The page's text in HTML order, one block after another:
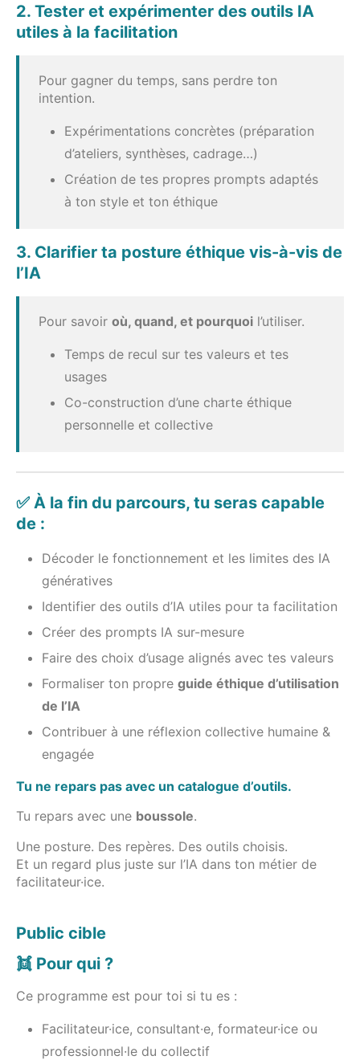
2. Tester et expérimenter des outils IA
utiles à la facilitation
Pour gagner du temps, sans perdre ton
intention.
Expérimentations concrètes (préparation
d’ateliers, synthèses, cadrage…)
Création de tes propres prompts adaptés
à ton style et ton éthique
3. Clarifier ta posture éthique vis-à-vis de
l’IA
Pour savoir où, quand, et pourquoi l’utiliser.
Temps de recul sur tes valeurs et tes
usages
Co-construction d’une charte éthique
personnelle et collective
✅ À la fin du parcours, tu seras capable
de :
Décoder le fonctionnement et les limites des IA
génératives
Identifier des outils d’IA utiles pour ta facilitation
Créer des prompts IA sur-mesure
Faire des choix d’usage alignés avec tes valeurs
Formaliser ton propre guide éthique d’utilisation
de l’IA
Contribuer à une réflexion collective humaine &
engagée
Tu ne repars pas avec un catalogue d’outils.
Tu repars avec une boussole.
Une posture. Des repères. Des outils choisis.
Et un regard plus juste sur l’IA dans ton métier de
facilitateur·ice.
Public cible
👯 Pour qui ?
Ce programme est pour toi si tu es :
Facilitateur·ice, consultant·e, formateur·ice ou
professionnel·le du collectif